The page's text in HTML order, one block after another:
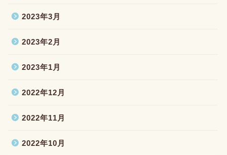
2023年3月
2023年2月
2023年1月
2022年12月
2022年11月
2022年10月